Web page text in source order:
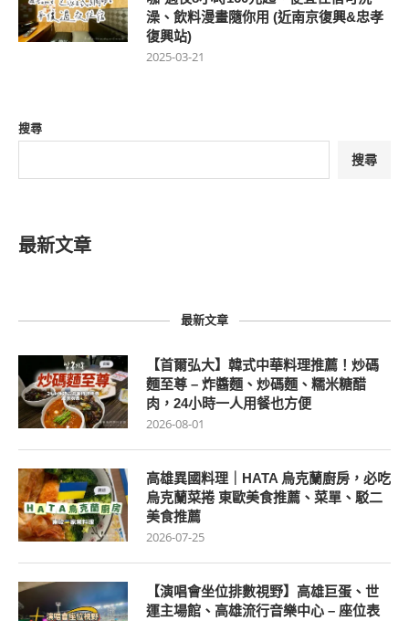
澡、飲料漫畫隨你用 (近南京復興&忠孝
復興站)
2025-03-21
搜尋
搜尋
最新文章
最新文章
【首爾弘大】韓式中華料理推薦！炒碼
麵至尊 – 炸醬麵、炒碼麵、糯米糖醋
肉，24小時一人用餐也方便
2026-08-01
高雄異國料理｜HATA 烏克蘭廚房，必吃
烏克蘭菜捲 東歐美食推薦、菜單、駁二
美食推薦
2026-07-25
【演唱會坐位排數視野】高雄巨蛋、世
運主場館、高雄流行音樂中心 – 座位表